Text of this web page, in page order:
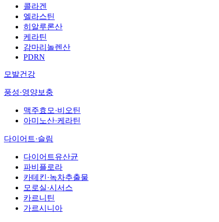
콜라겐
엘라스틴
히알루론산
케라틴
감마리놀렌산
PDRN
모발건강
풍성·영양보충
맥주효모·비오틴
아미노산·케라틴
다이어트·슬림
다이어트유산균
파비플로라
카테킨·녹차추출물
모로실·시서스
카르니틴
가르시니아